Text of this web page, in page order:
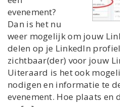
evenement?
Dan is het nu
weer mogelijk om jouw
delen op je LinkedIn
zichtbaar(der) voor jouw
Uiteraard is het ook
nodigen en informatie te
evenement. Hoe plaats en